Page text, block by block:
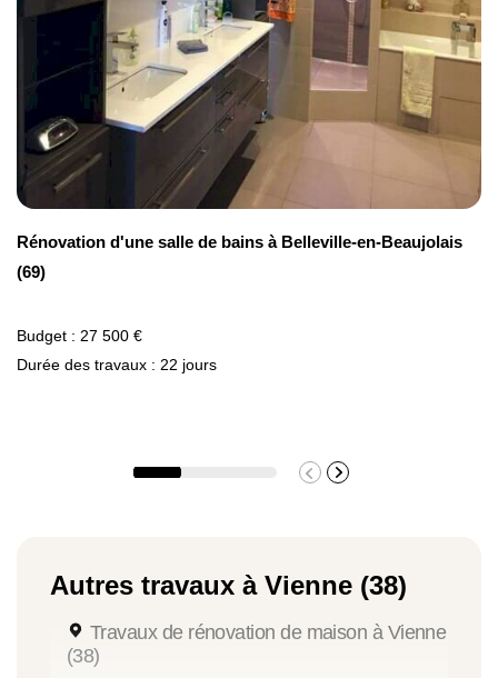
ces équipements que vous pourrez acheter
à des prix intéressants.
Rénovation d'une salle de bains à Belleville-en-Beaujolais
(69)
Budget : 27 500 €
Durée des travaux : 22 jours
Autres travaux à Vienne (38)
Travaux de rénovation de maison à Vienne
(38)